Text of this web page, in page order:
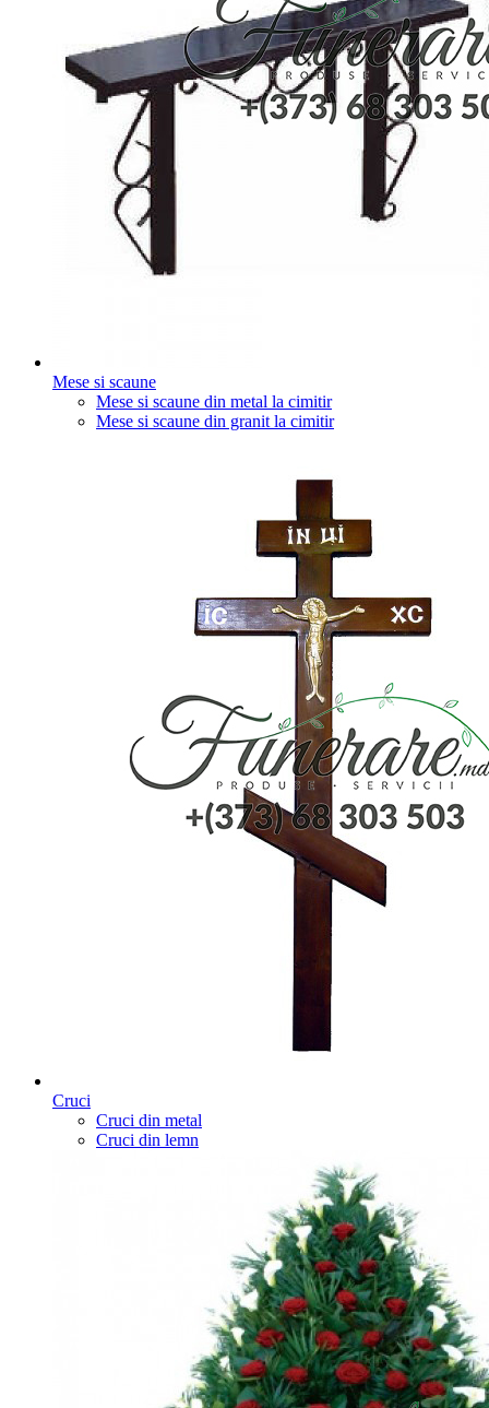
Mese si scaune
Mese si scaune din metal la cimitir
Mese si scaune din granit la cimitir
Cruci
Cruci din metal
Cruci din lemn